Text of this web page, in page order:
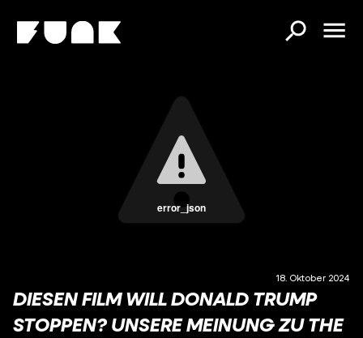
error_json
18. Oktober 2024
DIESEN FILM WILL DONALD TRUMP
STOPPEN? UNSERE MEINUNG ZU THE